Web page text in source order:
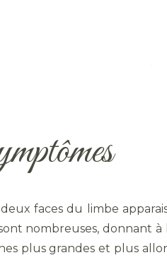
faces du limbe
nombreuses, donnant
plus grandes et plus